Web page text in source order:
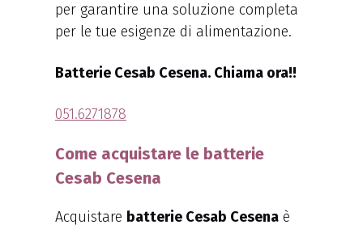
per garantire una soluzione completa
per le tue esigenze di alimentazione.
Batterie Cesab Cesena. Chiama ora!!
051.6271878
Come acquistare le batterie
Cesab Cesena
Acquistare batterie Cesab Cesena è